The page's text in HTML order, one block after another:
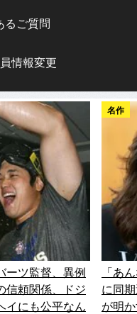
るご質問
情報変更
ーツ監督、異例
信頼関係、ドジ
イにも公平なん
名作
「あ
に同
が明